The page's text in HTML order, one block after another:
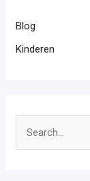
Blog
Kinderen